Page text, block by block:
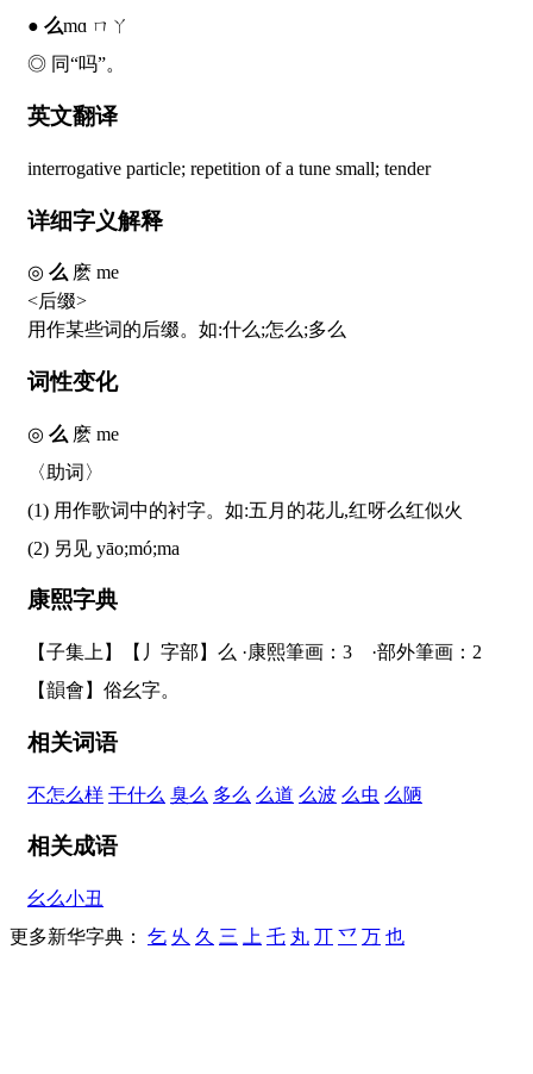
么mɑ ㄇㄚ
◎ 同“吗”。
英文翻译
interrogative particle; repetition of a tune small; tender
详细字义解释
么 麽 me
<后缀>
用作某些词的后缀。如:什么;怎么;多么
词性变化
么 麽 me
〈助词〉
(1) 用作歌词中的衬字。如:五月的花儿,红呀么红似火
(2) 另见 yāo;mó;ma
康熙字典
【子集上】【丿字部】么 ·康熙筆画：3 ·部外筆画：2
【韻會】俗幺字。
相关词语
不怎么样 干什么 臭么 多么 么道 么波 么虫 么陋
相关成语
幺么小丑
更多新华字典： 乞 乆 久 三 上 乇 丸 丌 乊 万 也